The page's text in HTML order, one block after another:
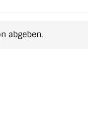
abgeben.